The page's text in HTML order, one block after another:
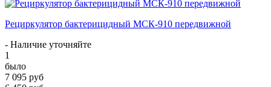
Рециркулятор бактерицидный МСК-910 передвижной
- Наличие уточняйте
1
было
7 095 руб